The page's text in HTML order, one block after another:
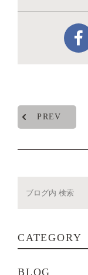
PREV
CATEGORY
BLOG